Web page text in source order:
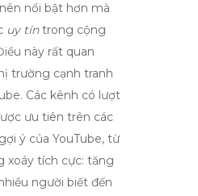
nổi bật hơn mà
uy tíntrong cộng
này rất quan
trường cạnh tranh
Các kênh có lượt
ưu tiên trên các
ý của YouTube, từ
xoáy tích cực: tăng
người biết đến